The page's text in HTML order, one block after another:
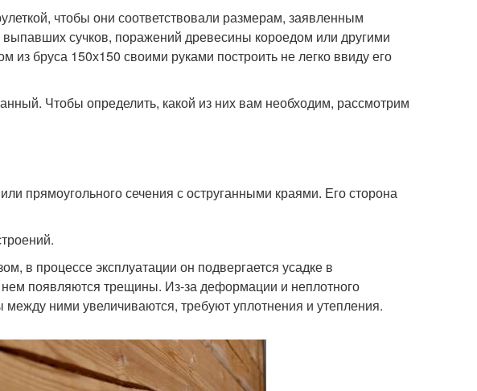
чтобы они соответствовали размерам, заявленным
сучков, поражений древесины короедом или другими
из бруса 150х150 своими руками построить не легко ввиду его
Чтобы определить, какой из них вам необходим, рассмотрим
прямоугольного сечения с оструганными краями. Его сторона
в процессе эксплуатации он подвергается усадке в
нем появляются трещины. Из-за деформации и неплотного
между ними увеличиваются, требуют уплотнения и утепления.